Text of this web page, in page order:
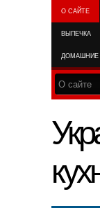
О САЙТЕ
ВЫПЕЧКА
ДОМАШНИЕ